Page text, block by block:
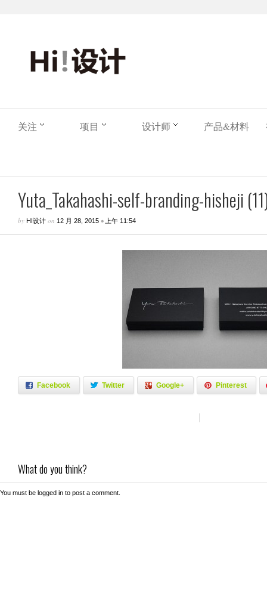
关注 项目 设计师 产品&材料
Yuta_Takahashi-self-branding-hisheji
by HI设计 on 12 月 28, 2015 • 上午 11:54
Facebook Twitter Google+ Pinterest
What do you think?
You must be logged in to post a comment.